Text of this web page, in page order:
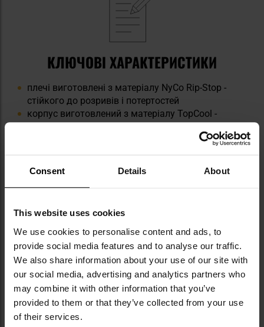
Consent Details About
This website uses cookies
We use cookies to personalise content and ads, to
provide social media features and to analyse our traffic.
We also share information about your use of our site with
our social media, advertising and analytics partners who
may combine it with other information that you’ve
provided to them or that they’ve collected from your use
of their services.
КЛЮЧОВІ ХАРАКТЕРИСТИКИ
плечі виготовлені з матеріалу NyCo Rip-Stop -
стійкого до розривів і потертостей
корпус виготовлений з матеріалу TopCool -
дві кишені, що застібаються на блискавку YKK
подвійні панелі velcro на обох рукавах
регульовані манжети
підборіддя